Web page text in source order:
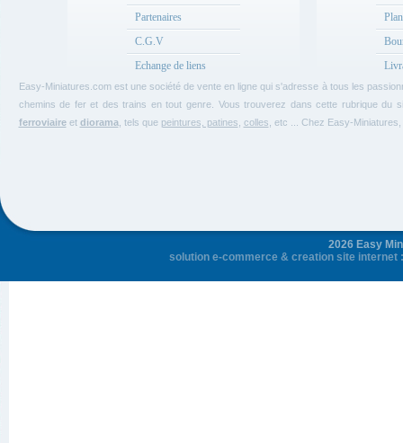
Partenaires
C.G.V
Echange de liens
Easy-Miniatures.com est une société de vente en ligne qui s'adresse à tous les
chemins de fer et des trains en tout genre. Vous trouverez dans cette rubrique du
ferroviaireet diorama, tels que peintures, patines colles , etc ... Chez Easy-
2026 Easy
solution e-commerce & creation site internet